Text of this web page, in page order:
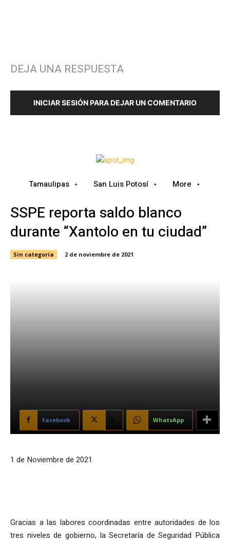
DEJA UNA RESPUESTA
INICIAR SESIÓN PARA DEJAR UN COMENTARIO